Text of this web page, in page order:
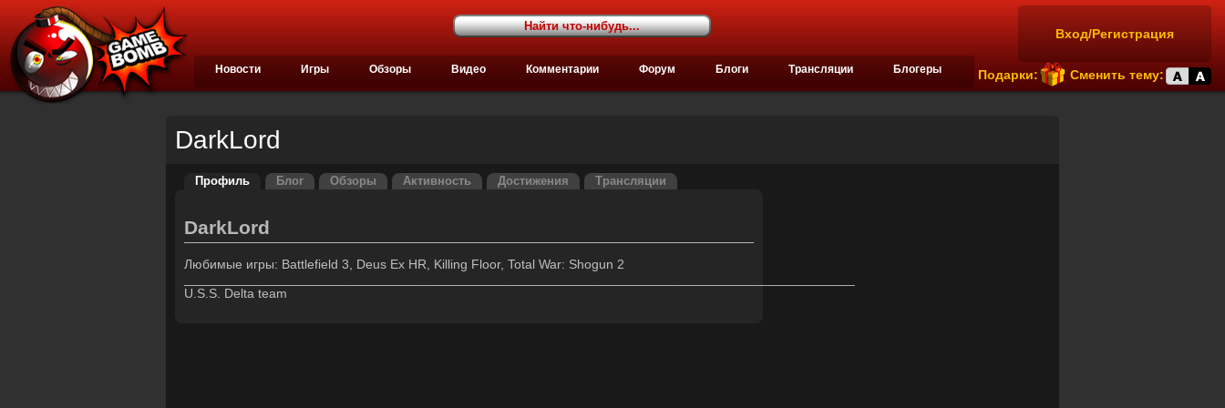
Вход/Регистрация
Подарки: Сменить тему:
Новости Игры Обзоры Видео Комментарии Форум Блоги Трансляции Блогеры
DarkLord
Профиль Блог Обзоры Активность Достижения Трансляции
DarkLord
Любимые игры: Battlefield 3, Deus Ex HR, Killing Floor, Total War: Shogun 2
U.S.S. Delta team